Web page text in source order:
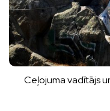
Ceļojuma vadītājs